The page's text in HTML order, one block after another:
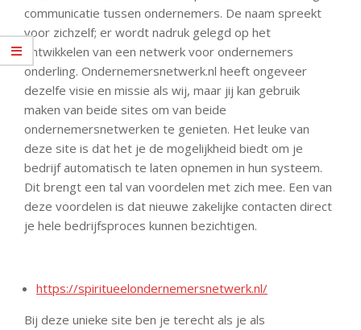
communicatie tussen ondernemers. De naam spreekt
voor zichzelf; er wordt nadruk gelegd op het
ontwikkelen van een netwerk voor ondernemers
onderling. Ondernemersnetwerk.nl heeft ongeveer
dezelfe visie en missie als wij, maar jij kan gebruik
maken van beide sites om van beide
ondernemersnetwerken te genieten. Het leuke van
deze site is dat het je de mogelijkheid biedt om je
bedrijf automatisch te laten opnemen in hun systeem.
Dit brengt een tal van voordelen met zich mee. Een van
deze voordelen is dat nieuwe zakelijke contacten direct
je hele bedrijfsproces kunnen bezichtigen.
https://spiritueelondernemersnetwerk.nl/
Bij deze unieke site ben je terecht als je als